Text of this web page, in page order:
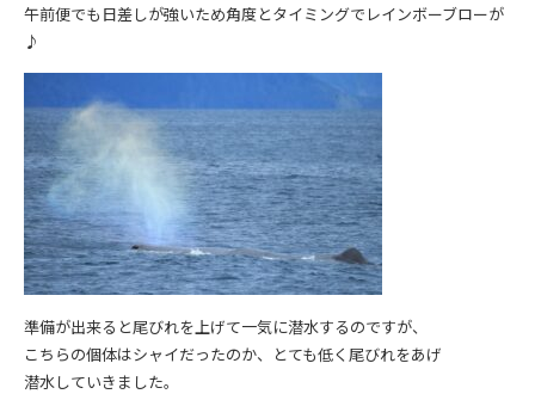
午前便でも日差しが強いため角度とタイミングでレインボーブローが
♪
準備が出来ると尾びれを上げて一気に潜水するのですが、
こちらの個体はシャイだったのか、とても低く尾びれをあげ
潜水していきました。